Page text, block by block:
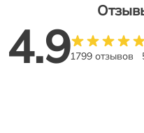
4.91799 отзывов